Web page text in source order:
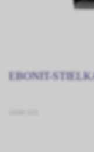
EBONIT-